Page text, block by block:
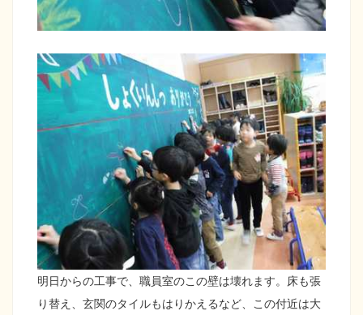
明日からの工事で、職員室のこの壁は壊れます。床も張
り替え、玄関のタイルもはりかえるなど、この付近は大